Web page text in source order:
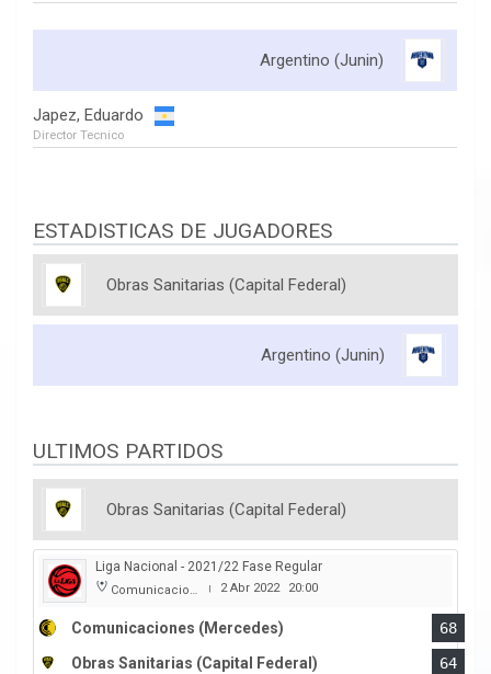
Argentino (Junin)
Japez, Eduardo
Director Tecnico
ESTADISTICAS DE JUGADORES
Obras Sanitarias (Capital Federal)
Argentino (Junin)
ULTIMOS PARTIDOS
Obras Sanitarias (Capital Federal)
Liga Nacional - 2021/22 Fase Regular
Comunicaciones | 2 Abr 2022 20:00
Comunicaciones (Mercedes)
68
Obras Sanitarias (Capital Federal)
64